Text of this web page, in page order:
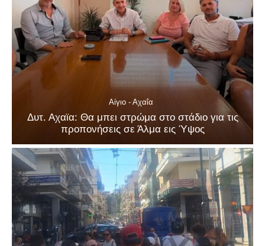
Αίγιο - Αχαΐα
Δυτ. Αχαϊα: Θα μπει στρώμα στο στάδιο για τις
προπονήσεις σε Άλμα εις Ύψος